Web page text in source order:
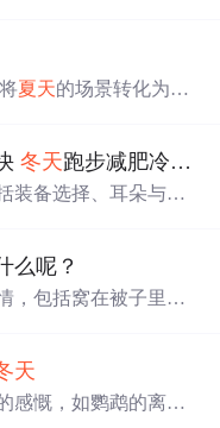
的感悟。
夏天的场景转化为冬
夏日到冬日的视觉转
冬天跑步减肥冷怎么办
装备选择、耳朵与喉
么呢？
，包括窝在被子里的
天
感慨，如鹦鹉的离